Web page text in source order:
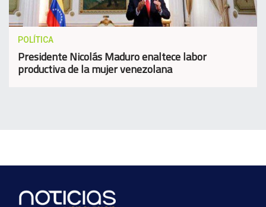
POLÍTICA
Presidente Nicolás Maduro enaltece labor
productiva de la mujer venezolana